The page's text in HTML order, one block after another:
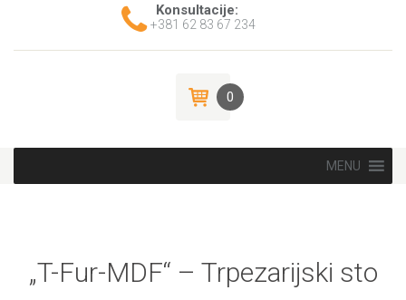
Konsultacije:
+381 62 83 67 234
0
Skip to content
MENU
„T-Fur-MDF“ – Trpezarijski sto